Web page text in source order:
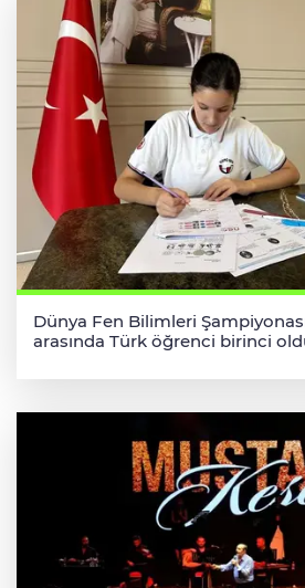
Dünya Fen Bilimleri
arasında Türk öğrenci birinci